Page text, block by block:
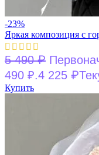
-23%
Яркая композиция с
5 490₽
490 ₽.4 225 ₽
Купить